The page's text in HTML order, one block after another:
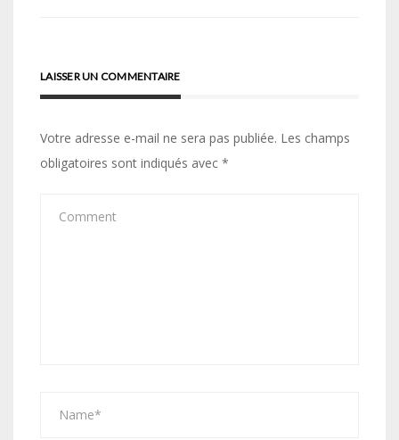
LAISSER UN COMMENTAIRE
Votre adresse e-mail ne sera pas publiée. Les champs
obligatoires sont indiqués avec *